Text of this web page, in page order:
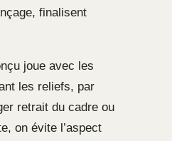
finalisent
joue avec les
les reliefs, par
retrait du cadre ou
on évite l’aspect